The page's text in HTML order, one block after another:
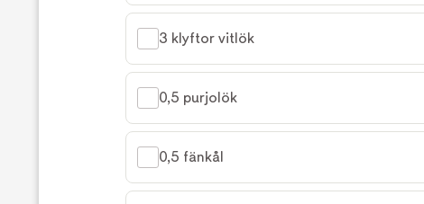
3 klyftor vitlök
0,5 purjolök
0,5 fänkål